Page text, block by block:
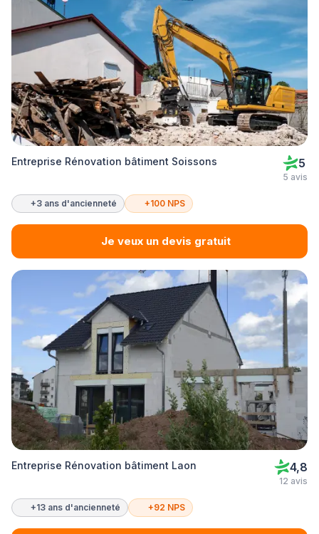
Entreprise Rénovation bâtiment Soissons 5
5 avis
+3 ans d'ancienneté +100 NPS
Je veux un devis gratuit
Entreprise Rénovation bâtiment Laon 4,8
12 avis
+13 ans d'ancienneté +92 NPS